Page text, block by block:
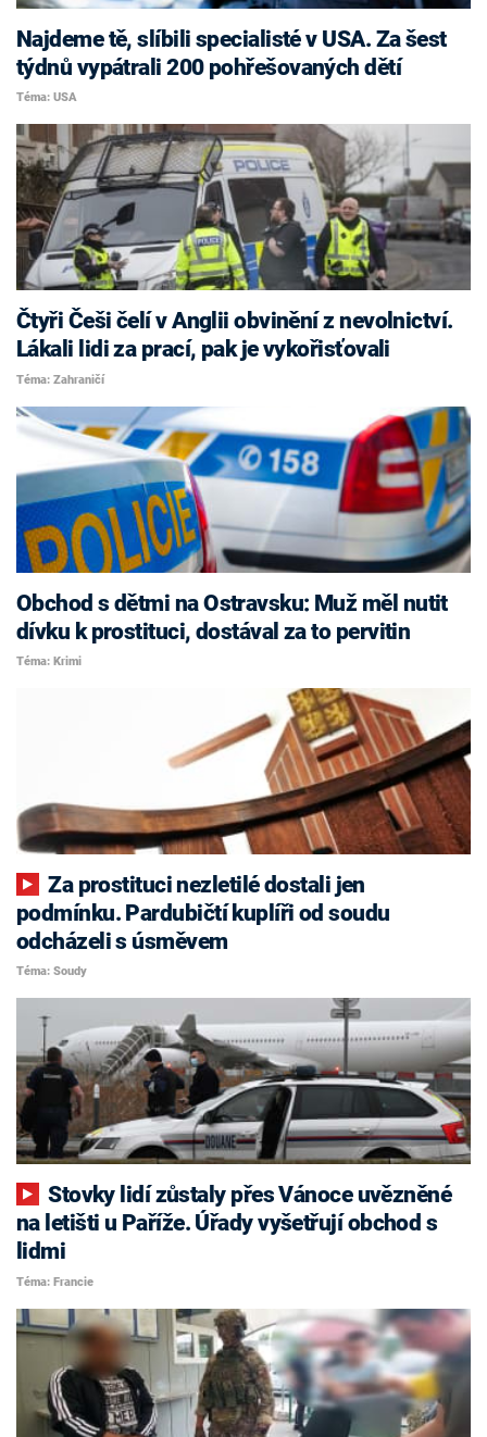
Najdeme tě, slíbili specialisté v USA. Za šest
týdnů vypátrali 200 pohřešovaných dětí
Téma: USA
Čtyři Češi čelí v Anglii obvinění z nevolnictví.
Lákali lidi za prací, pak je vykořisťovali
Téma: Zahraničí
Obchod s dětmi na Ostravsku: Muž měl nutit
dívku k prostituci, dostával za to pervitin
Téma: Krimi
Za prostituci nezletilé dostali jen
podmínku. Pardubičtí kuplíři od soudu
odcházeli s úsměvem
Téma: Soudy
Stovky lidí zůstaly přes Vánoce uvězněné
na letišti u Paříže. Úřady vyšetřují obchod s
lidmi
Téma: Francie